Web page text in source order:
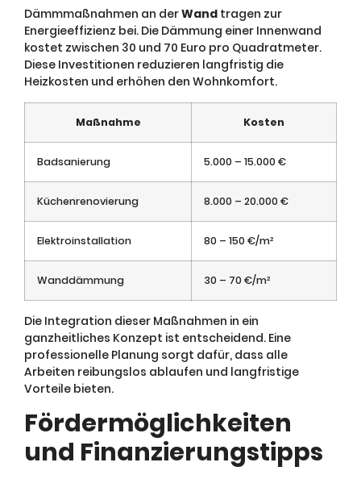
Dämmmaßnahmen an derWand tragen zur
Energieeffizienz bei. Die Dämmung einer Innenwand
kostet zwischen 30 und 70 Euro pro Quadratmeter.
Diese Investitionen reduzieren langfristig die
Heizkosten und erhöhen den Wohnkomfort.
Maßnahme Kosten
Badsanierung 5.000 – 15.000 €
Küchenrenovierung 8.000 – 20.000 €
Elektroinstallation 80 – 150 €/m²
Wanddämmung 30 – 70 €/m²
Die Integration dieser Maßnahmen in ein
ganzheitliches Konzept ist entscheidend. Eine
professionelle Planung sorgt dafür, dass alle
Arbeiten reibungslos ablaufen und langfristige
Vorteile bieten.
Fördermöglichkeiten
und Finanzierungstipps